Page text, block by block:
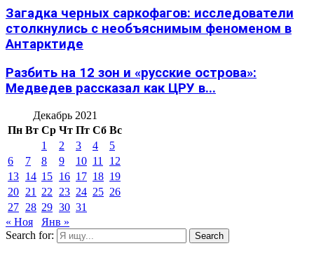
Загадка черных саркофагов: исследователи
столкнулись с необъяснимым феноменом в
Антарктиде
Разбить на 12 зон и «русские острова»:
Медведев рассказал как ЦРУ в...
Декабрь 2021
Пн Вт Ср Чт Пт Сб Вс
1
2 3 4
5
6
7 8 9 10 11
12
13 14 15 16 17 18 19
20 21 22 23 24 25 26
27 28 29 30 31
« Ноя
Янв »
Search for:
Search